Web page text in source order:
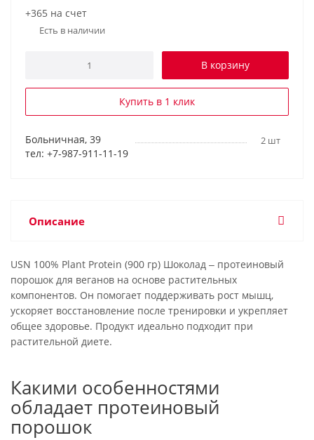
+365 на счет
Есть в наличии
В корзину
Купить в 1 клик
Больничная, 39
тел: +7-987-911-11-19
2 шт
Описание
USN 100% Plant Protein (900 гр) Шоколад ‒ протеиновый
порошок для веганов на основе растительных
компонентов. Он помогает поддерживать рост мышц,
ускоряет восстановление после тренировки и укрепляет
общее здоровье. Продукт идеально подходит при
растительной диете.
Какими особенностями
обладает протеиновый
порошок